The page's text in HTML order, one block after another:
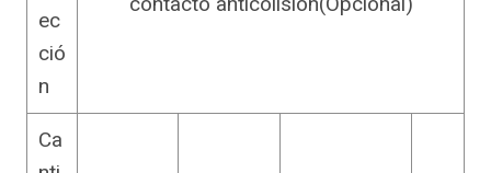
ec
ció
n
Ca